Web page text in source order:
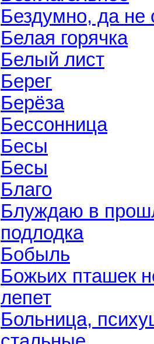
Бездумно, да не
Белая горячка
Белый лист
Берег
Берёза
Бессонница
Бесы
Бесы
Благо
Блуждаю в
подлодка
Бобыль
Божьих пташек
лепет
Больница,